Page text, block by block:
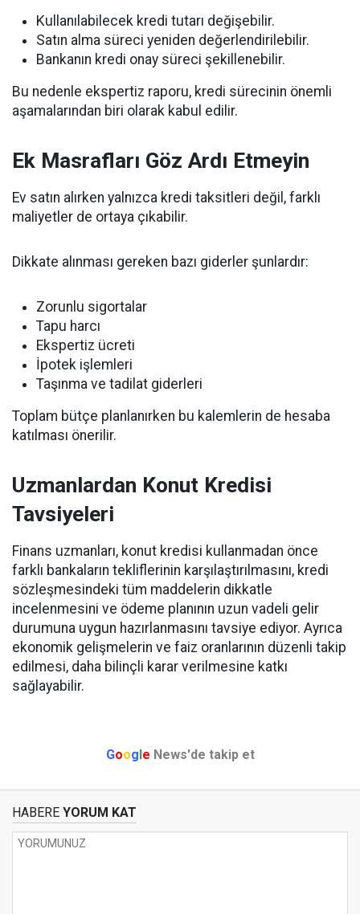
Kullanılabilecek kredi tutarı değişebilir.
Satın alma süreci yeniden değerlendirilebilir.
Bankanın kredi onay süreci şekillenebilir.
Bu nedenle ekspertiz raporu, kredi sürecinin önemli
aşamalarından biri olarak kabul edilir.
Ek Masrafları Göz Ardı Etmeyin
Ev satın alırken yalnızca kredi taksitleri değil, farklı
maliyetler de ortaya çıkabilir.
Dikkate alınması gereken bazı giderler şunlardır:
Zorunlu sigortalar
Tapu harcı
Ekspertiz ücreti
İpotek işlemleri
Taşınma ve tadilat giderleri
Toplam bütçe planlanırken bu kalemlerin de hesaba
katılması önerilir.
Uzmanlardan Konut Kredisi
Tavsiyeleri
Finans uzmanları, konut kredisi kullanmadan önce
farklı bankaların tekliflerinin karşılaştırılmasını, kredi
sözleşmesindeki tüm maddelerin dikkatle
incelenmesini ve ödeme planının uzun vadeli gelir
durumuna uygun hazırlanmasını tavsiye ediyor. Ayrıca
ekonomik gelişmelerin ve faiz oranlarının düzenli takip
edilmesi, daha bilinçli karar verilmesine katkı
sağlayabilir.
Google News'de takip et
HABERE YORUM KAT